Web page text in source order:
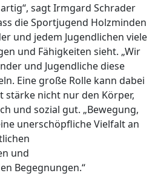
sagt Irmgard Schrader
die Sportjugend Holzminden
und jedem Jugendlichen viele
und Fähigkeiten sieht. „Wir
und Jugendliche diese
Eine große Rolle kann dabei
stärke nicht nur den Körper,
und sozial gut. „Bewegung,
unerschöpfliche Vielfalt an
und
Begegnungen.“